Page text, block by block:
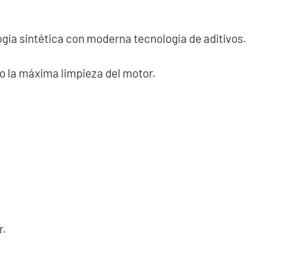
sintética con moderna tecnología de aditivos.
la máxima limpieza del motor.